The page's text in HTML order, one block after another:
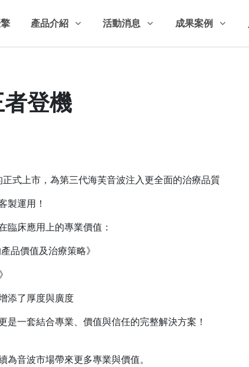
產品介紹 活動消息 成果案例
者登機
式上市，為第三代海芙音波注入更全面的治療品質
製運用！
臨床應用上的專業價值：
品價值及治療策略》
添了厚度與廣度
一套結合專業、價值與信任的完整解決方案！
為音波市場帶來更多專業與價值。